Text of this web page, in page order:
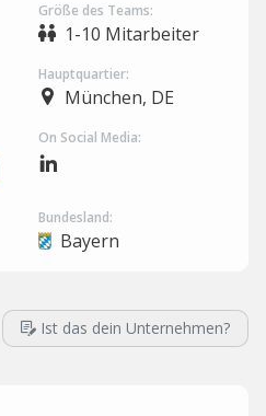
Größe des Teams:
1-10 Mitarbeiter
Hauptquartier:
München, DE
On Social Media:
Bundesland:
Bayern
Ist das dein Unternehmen?